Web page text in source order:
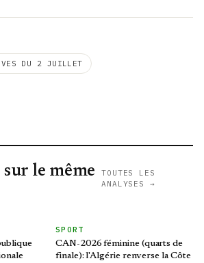
DU 2 JUILLET
le même
TOUTES LES
ANALYSES →
SPORT
CAN-2026 féminine (quarts de
finale): l'Algérie renverse la Côte